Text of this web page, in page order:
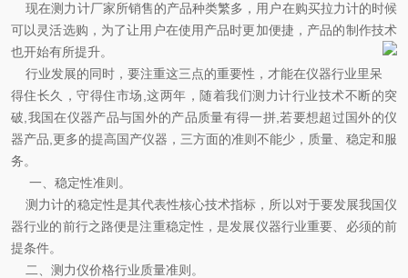
现在测力计厂家所销售的产品种类繁多，用户在购买拉力计的时候
可以灵活选购，为了让用户在使用产品时更加便捷，产品的制作技术
也开始有所提升。
行业发展的同时，要注重这三点的重要性，才能在仪器行业里呆
得住长久，守得住市场,这两年，随着我们测力计行业技术不断的突
破,我国在仪器产品与国外的产品质量有得一拼,若要想超过国外的仪
器产品,更多的提高国产仪器，三方面的准则不能少，质量、稳定和服
务。
一、稳定性准则。
测力计的稳定性是其代表性核心技术指标，所以对于要发展我国仪
器行业的前行之路便是注重稳定性，是发展仪器行业重要、必须的前
提条件。
二、 测力仪价格行业质量准则。